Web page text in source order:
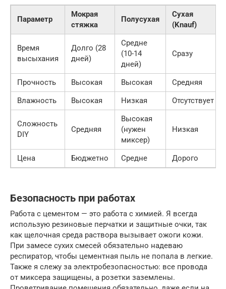
Параметр
Мокрая
стяжка
Полусухая
Сухая
(Knauf)
Время
высыхания
Долго (28
дней)
Средне
(10-14
дней)
Сразу
Прочность Высокая Высокая
Средняя
Влажность
Высокая Низкая Отсутствует
Сложность
DIY
Средняя
Высокая
(нужен
миксер)
Низкая
Цена Бюджетно Средне Дорого
Безопасность при работах
Работа с цементом — это работа с химией. Я всегда
использую резиновые перчатки и защитные очки, так
как щелочная среда раствора вызывает ожоги кожи.
При замесе сухих смесей обязательно надеваю
респиратор, чтобы цементная пыль не попала в легкие.
Также я слежу за электробезопасностью: все провода
от миксера защищены, а розетки заземлены.